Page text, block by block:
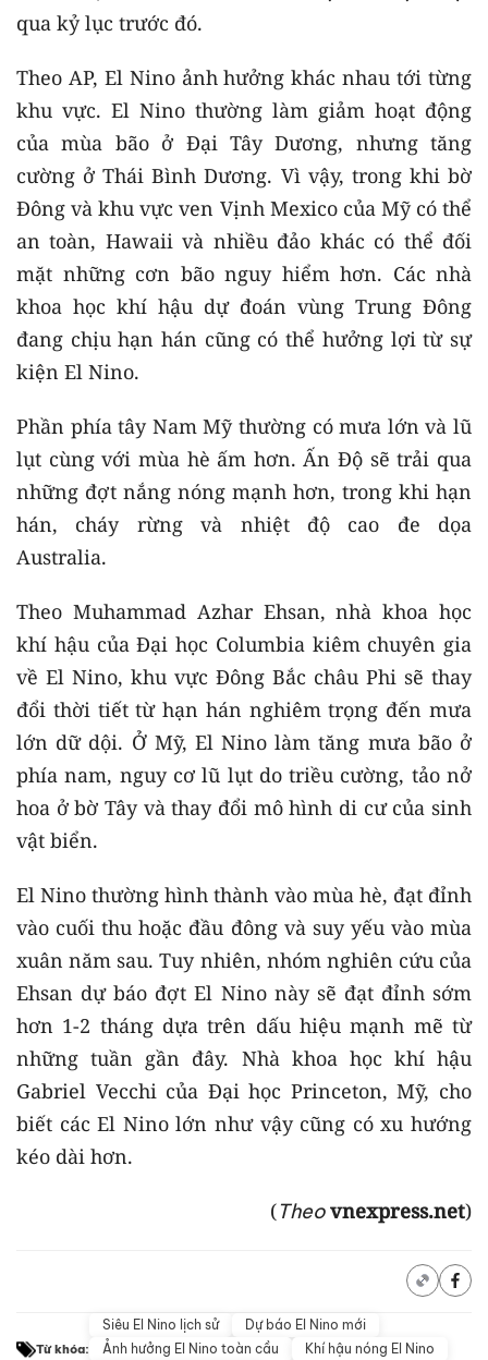
qua kỷ lục trước đó.
Theo AP, El Nino ảnh hưởng khác nhau tới từng
khu vực. El Nino thường làm giảm hoạt động
của mùa bão ở Đại Tây Dương, nhưng tăng
cường ở Thái Bình Dương. Vì vậy, trong khi bờ
Đông và khu vực ven Vịnh Mexico của Mỹ có thể
an toàn, Hawaii và nhiều đảo khác có thể đối
mặt những cơn bão nguy hiểm hơn. Các nhà
khoa học khí hậu dự đoán vùng Trung Đông
đang chịu hạn hán cũng có thể hưởng lợi từ sự
kiện El Nino.
Phần phía tây Nam Mỹ thường có mưa lớn và lũ
lụt cùng với mùa hè ấm hơn. Ấn Độ sẽ trải qua
những đợt nắng nóng mạnh hơn, trong khi hạn
hán, cháy rừng và nhiệt độ cao đe dọa
Australia.
Theo Muhammad Azhar Ehsan, nhà khoa học
khí hậu của Đại học Columbia kiêm chuyên gia
về El Nino, khu vực Đông Bắc châu Phi sẽ thay
đổi thời tiết từ hạn hán nghiêm trọng đến mưa
lớn dữ dội. Ở Mỹ, El Nino làm tăng mưa bão ở
phía nam, nguy cơ lũ lụt do triều cường, tảo nở
hoa ở bờ Tây và thay đổi mô hình di cư của sinh
vật biển.
El Nino thường hình thành vào mùa hè, đạt đỉnh
vào cuối thu hoặc đầu đông và suy yếu vào mùa
xuân năm sau. Tuy nhiên, nhóm nghiên cứu của
Ehsan dự báo đợt El Nino này sẽ đạt đỉnh sớm
hơn 1-2 tháng dựa trên dấu hiệu mạnh mẽ từ
những tuần gần đây. Nhà khoa học khí hậu
Gabriel Vecchi của Đại học Princeton, Mỹ, cho
biết các El Nino lớn như vậy cũng có xu hướng
kéo dài hơn.
(Theovnexpress.net)
Từ khóa:
Siêu El Nino lịch sử
Dự báo El Nino mới
Ảnh hưởng El Nino toàn cầu
Khí hậu nóng El Nino